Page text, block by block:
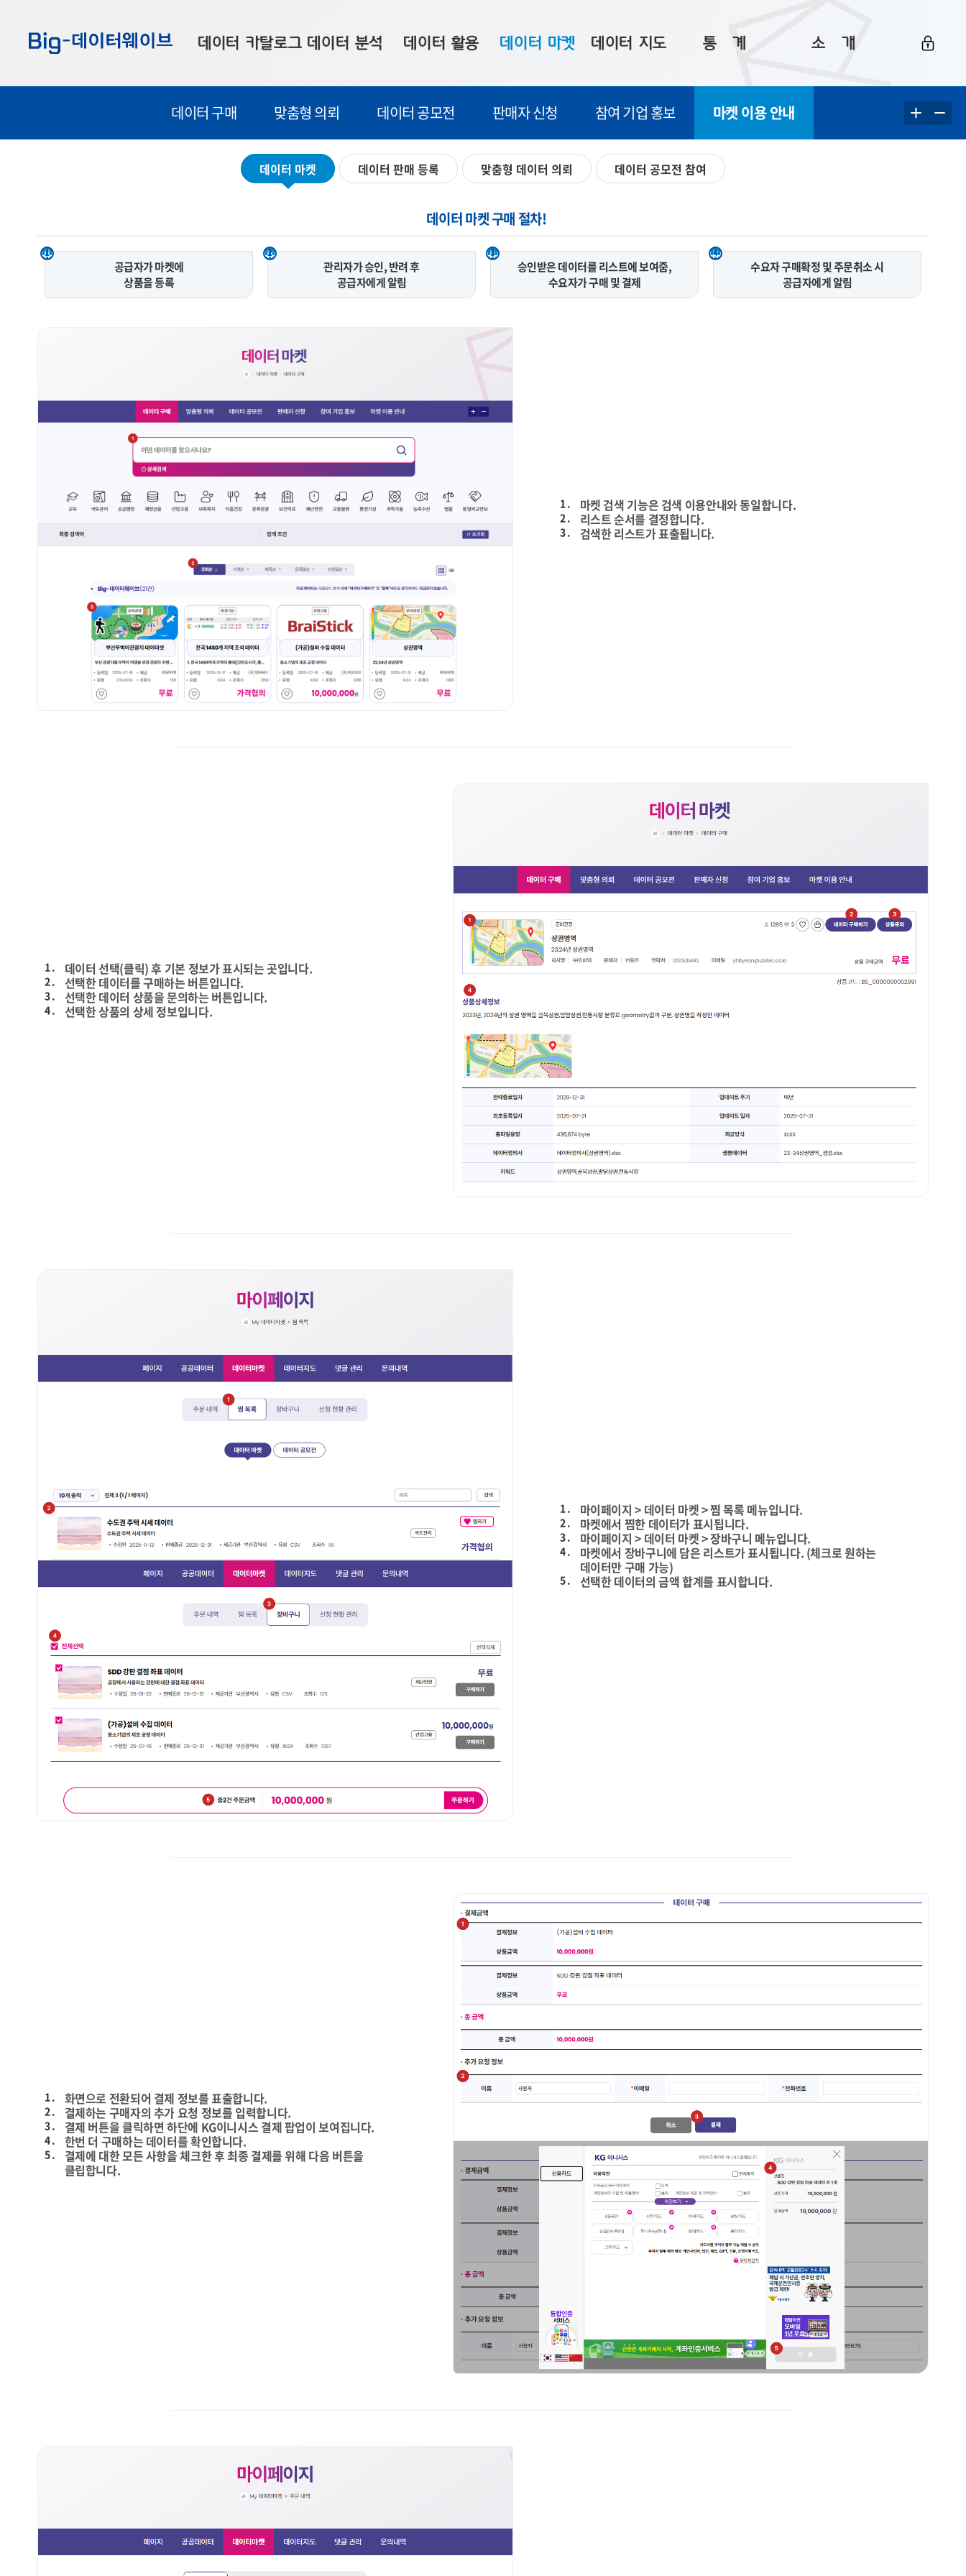
기
기
기
데이터 카탈로그
부산데이터
맞춤형 데이터
연계 데이터
데이터 오류 신고
데이터 분석
우수사례
셀프 분석
데이터 활용
시각화 서비스
데이터 활용 서비스
주소 좌표 변환
프로파일링
데이터 마켓
맞춤형 의뢰
데이터 공모전
판매자 신청
참여 기업 홍보
마켓 이용 안내
데이터 지도
데이터 현황
지도 기반 데이터
시민 공감지도
통ㅤ계
통계로 보는 부산
통계 자료실
통계 알림
소ㅤ개
공지사항
데이터 구매 맞춤형 의뢰 데이터 공모전 판매자 신청 참여 기업 홍보 마켓 이용 안내
데이터 마켓 데이터 판매 등록 맞춤형 데이터 의뢰 데이터 공모전 참여
데이터 마켓 구매 절차!
1
공급자가 마켓에
상품을 등록
2
관리자가 승인, 반려 후
공급자에게 알림
3
승인받은 데이터를 리스트에 보여줌,
수요자가 구매 및 결제
4
수요자 구매확정 및 주문취소 시
공급자에게 알림
1 . 마켓 검색 기능은 검색 이용안내와 동일합니다.
2 . 리스트 순서를 결정합니다.
3 . 검색한 리스트가 표출됩니다.
1 . 데이터 선택(클릭) 후 기본 정보가 표시되는 곳입니다.
2 . 선택한 데이터를 구매하는 버튼입니다.
3 . 선택한 데이터 상품을 문의하는 버튼입니다.
4 . 선택한 상품의 상세 정보입니다.
1 . 마이페이지 > 데이터 마켓 > 찜 목록 메뉴입니다.
2 . 마켓에서 찜한 데이터가 표시됩니다.
3 . 마이페이지 > 데이터 마켓 > 장바구니 메뉴입니다.
4 .
마켓에서 장바구니에 담은 리스트가 표시됩니다. (체크로 원하는
데이터만 구매 가능)
5 . 선택한 데이터의 금액 합계를 표시합니다.
1 . 화면으로 전환되어 결제 정보를 표출합니다.
2 . 결제하는 구매자의 추가 요청 정보를 입력합니다.
3 . 결제 버튼을 클릭하면 하단에 KG이니시스 결제 팝업이 보여집니다.
4 . 한번 더 구매하는 데이터를 확인합니다.
5 .
결제에 대한 모든 사항을 체크한 후 최종 결제를 위해 다음 버튼을
클립합니다.